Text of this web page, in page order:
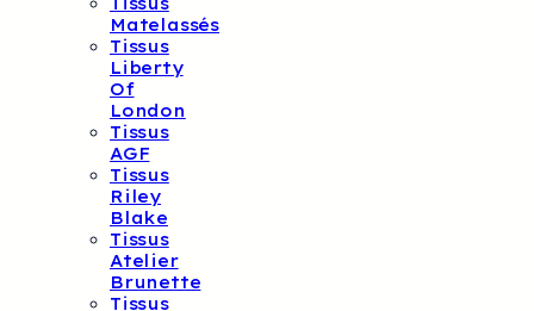
Matelassés
Tissus
Liberty
Of
London
Tissus
AGF
Tissus
Riley
Blake
Tissus
Atelier
Brunette
Tissus